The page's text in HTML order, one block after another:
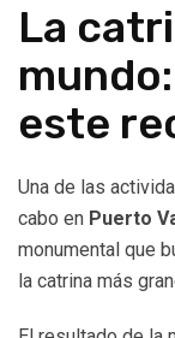
La
este
Una de las
cabo en Puerto
monumental que
la catrina más